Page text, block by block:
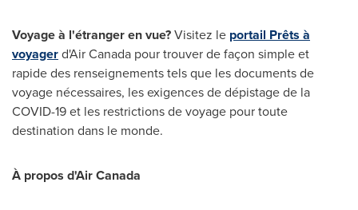
Voyage à l'étranger en vue?Visitez le portail Prêts à
voyagerd'Air Canada pour trouver de façon simple et
rapide des renseignements tels que les documents de
voyage nécessaires, les exigences de dépistage de la
COVID-19 et les restrictions de voyage pour toute
destination dans le monde.
À propos d'Air Canada